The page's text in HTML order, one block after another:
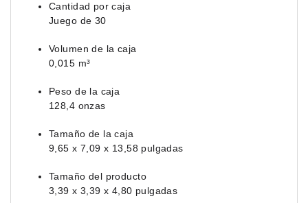
Cantidad por caja
Juego de 30
Volumen de la caja
0,015 m³
Peso de la caja
128,4 onzas
Tamaño de la caja
9,65 x 7,09 x 13,58 pulgadas
Tamaño del producto
3,39 x 3,39 x 4,80 pulgadas